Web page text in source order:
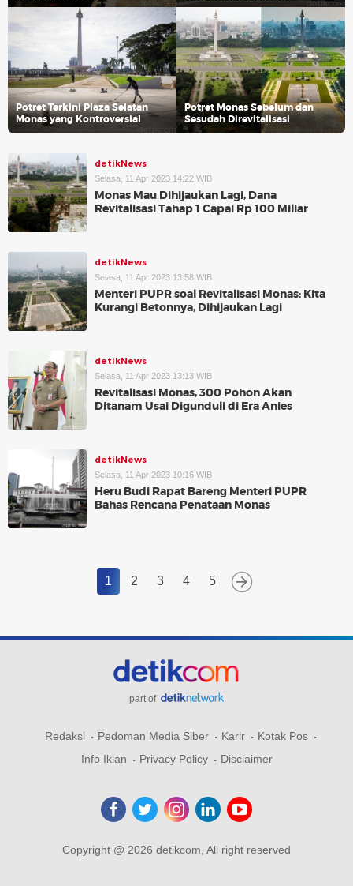
Potret Terkini Plaza Selatan
Monas yang Kontroversial
Potret Monas Sebelum dan
Sesudah Direvitalisasi
detikNews
Selasa, 11 Apr 2023 14:22 WIB
Monas Mau Dihijaukan Lagi, Dana
Revitalisasi Tahap 1 Capai Rp 100 Miliar
detikNews
Selasa, 11 Apr 2023 13:58 WIB
Menteri PUPR soal Revitalisasi Monas: Kita
Kurangi Betonnya, Dihijaukan Lagi
detikNews
Selasa, 11 Apr 2023 13:13 WIB
Revitalisasi Monas, 300 Pohon Akan
Ditanam Usai Digunduli di Era Anies
detikNews
Selasa, 11 Apr 2023 10:16 WIB
Heru Budi Rapat Bareng Menteri PUPR
Bahas Rencana Penataan Monas
1 2 3 4 5
part of
Redaksi Pedoman Media Siber Karir
Kotak Pos
Info Iklan
Privacy Policy Disclaimer
Copyright @ 2026 detikcom, All right reserved